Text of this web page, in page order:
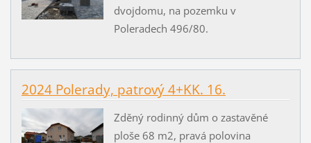
dvojdomu, na pozemku v
Poleradech 496/80.
2024 Polerady, patrový 4+KK. 16.
Zděný rodinný dům o zastavěné
ploše 68 m2, pravá polovina